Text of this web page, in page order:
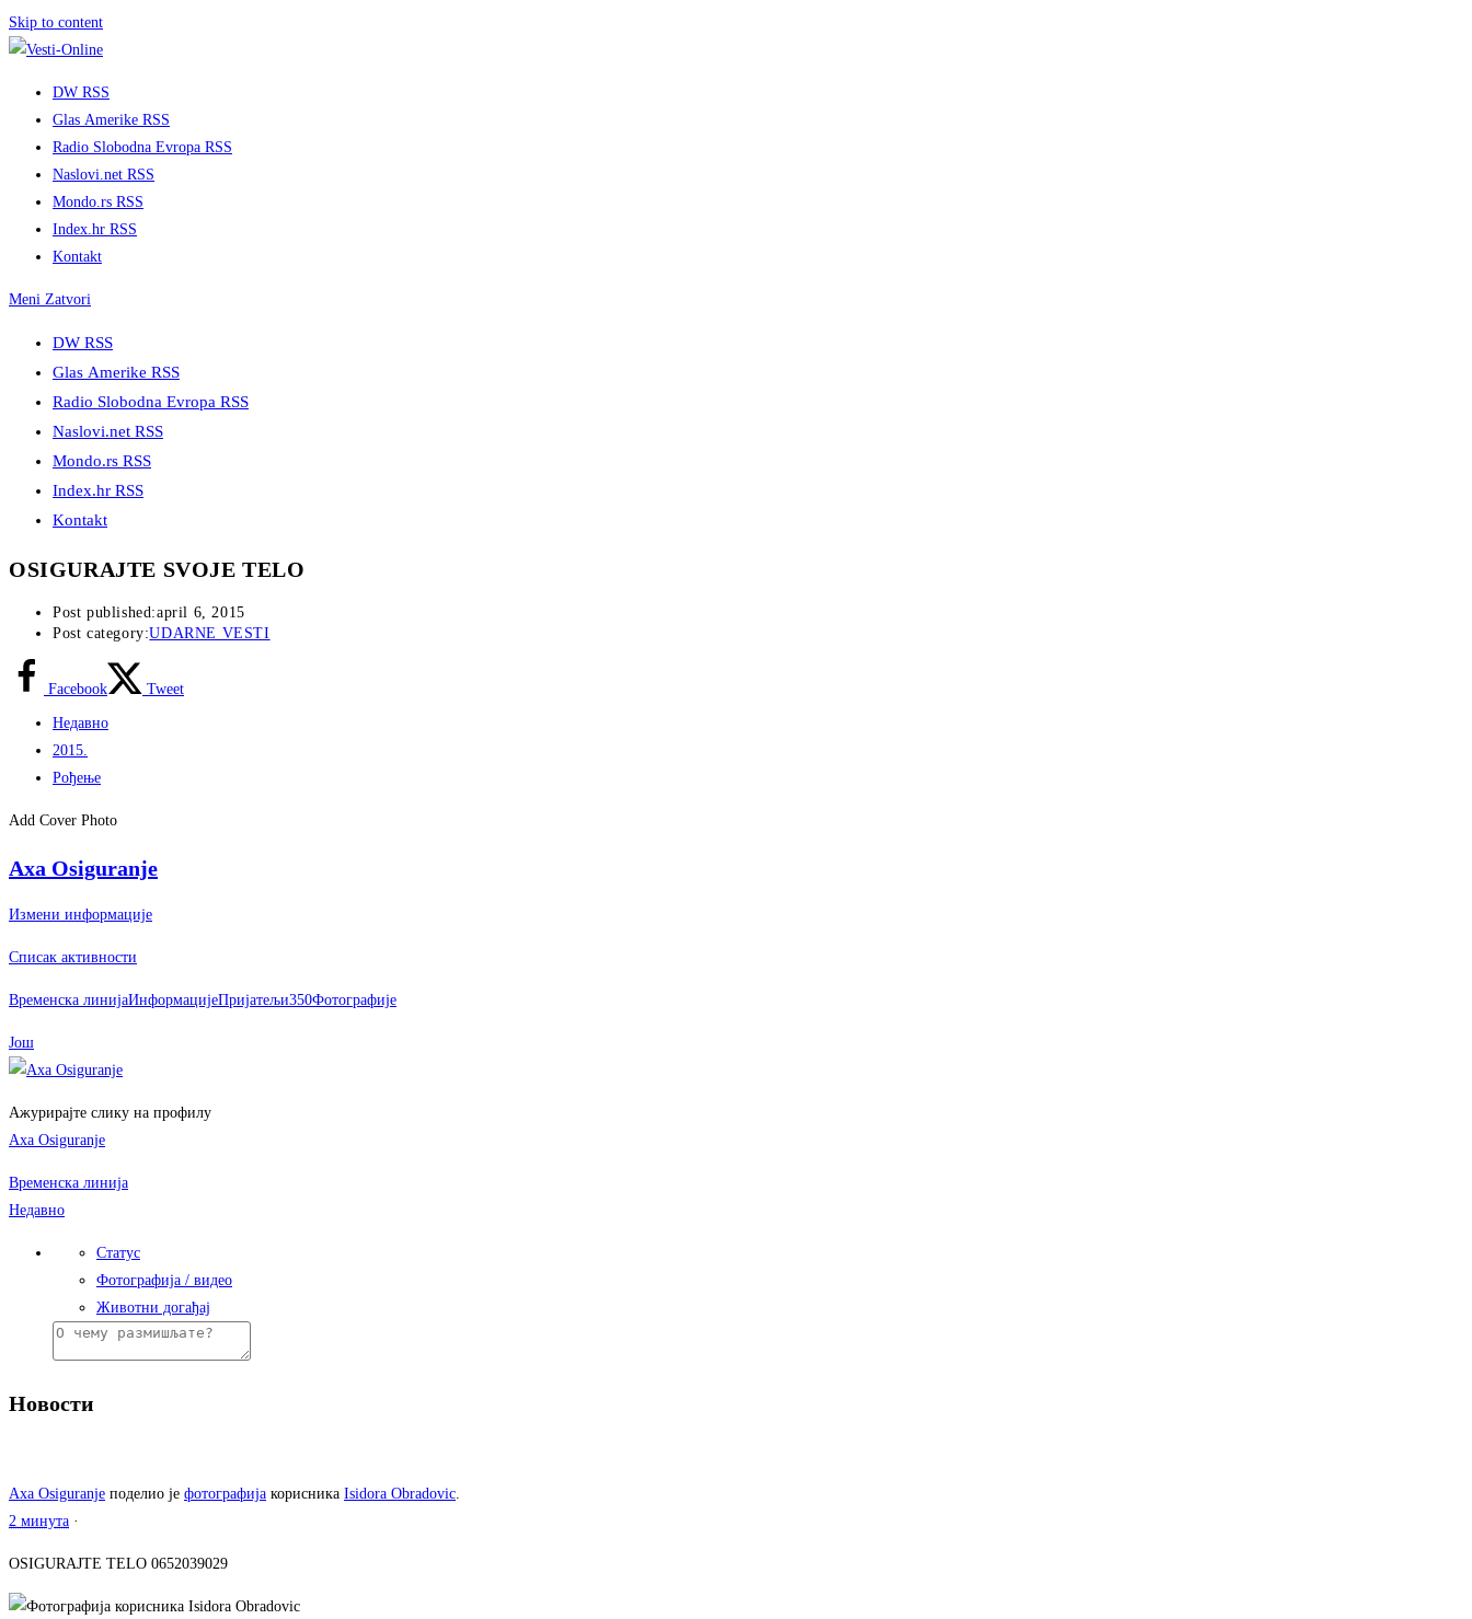
Skip to content
DW RSS
Glas Amerike RSS
Radio Slobodna Evropa RSS
Naslovi.net RSS
Mondo.rs RSS
Index.hr RSS
Kontakt
Meni Zatvori
DW RSS
Glas Amerike RSS
Radio Slobodna Evropa RSS
Naslovi.net RSS
Mondo.rs RSS
Index.hr RSS
Kontakt
OSIGURAJTE SVOJE TELO
Post published:april 6, 2015
Post category:UDARNE VESTI
Facebook Tweet
Недавно
2015.
Рођење
Add Cover Photo
Axa Osiguranje
Измени информације
Списак активности
Временска линијаИнформацијеПријатељи350Фотографије
Још
Ажурирајте слику на профилу
Axa Osiguranje
Временска линија
Недавно
Статус
Фотографија / видео
Животни догађај
Новости
Axa Osiguranje поделио је фотографија корисника Isidora Obradovic
2 минута ·
OSIGURAJTE TELO 0652039029